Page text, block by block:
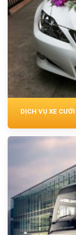
DỊCH VỤ XE CƯỚI